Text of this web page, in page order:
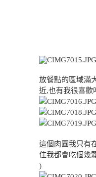
放餐點的區域滿
近,也有我很喜歡
這個肉圓我只有
住我都會吃個幾
)